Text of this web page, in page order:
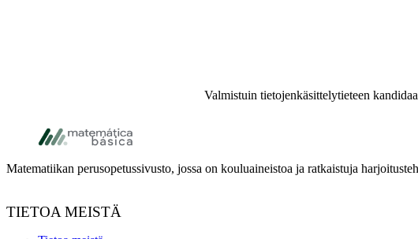
Valmistuin tietojenkäsittelytieteen
Alatunniste
Matematiikan perusopetussivusto, jossa on kouluaineistoa ja ratkaistuja
TIETOA MEISTÄ